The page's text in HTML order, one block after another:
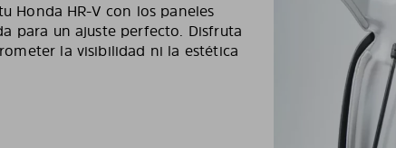
Honda HR-V con los paneles
para un ajuste perfecto. Disfruta
la visibilidad ni la estética